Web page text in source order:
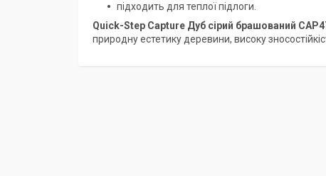
підходить для теплої підлоги.
Quick-Step Capture Дуб сірий брашований
природну естетику деревини, високу